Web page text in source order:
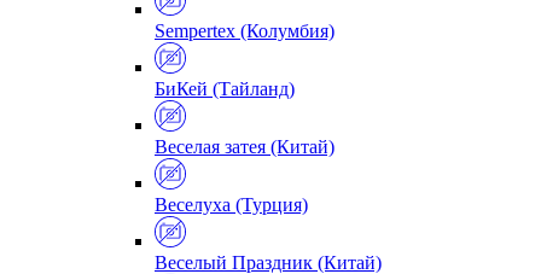
Sempertex (Колумбия)
БиКей (Тайланд)
Веселая затея (Китай)
Веселуха (Турция)
Веселый Праздник (Китай)